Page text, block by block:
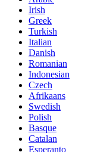
Irish
Greek
Turkish
Italian
Danish
Romanian
Indonesian
Czech
Afrikaans
Swedish
Polish
Basque
Catalan
Esperanto